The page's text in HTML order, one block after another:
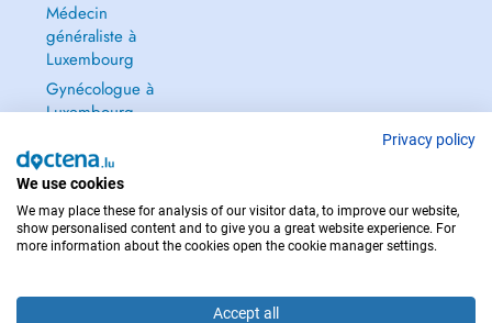
Médecin
généraliste à
Luxembourg
Gynécologue à
Luxembourg
POUR LES URGENCES, CONSULTEZ : 112
Privacy policy
We use cookies
We may place these for analysis of our visitor data, to improve our website,
show personalised content and to give you a great website experience. For
more information about the cookies open the cookie manager settings.
Accept all